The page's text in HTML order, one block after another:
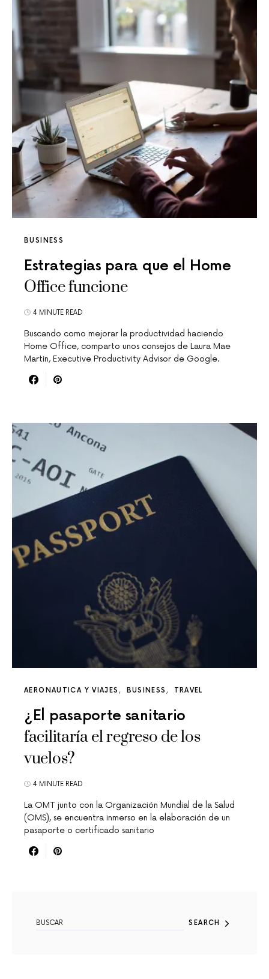
BUSINESS
Estrategias para que el Home
Office funcione
4 MINUTE READ
Buscando como mejorar la productividad haciendo
Home Office, comparto unos consejos de Laura Mae
Martin, Executive Productivity Advisor de Google.
AERONAUTICA Y VIAJES BUSINESS TRAVEL
¿El pasaporte sanitario
facilitaría el regreso de los
vuelos?
4 MINUTE READ
La OMT junto con la Organización Mundial de la Salud
(OMS), se encuentra inmerso en la elaboración de un
pasaporte o certificado sanitario
SEARCH